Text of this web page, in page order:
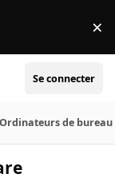
×
Se connecter
Ordinateurs de bureau